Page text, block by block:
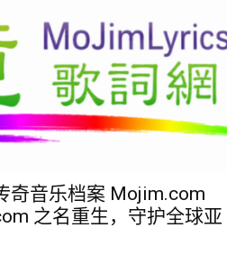
奇音乐档案 Mojim.com
之名重生，守护全球亚